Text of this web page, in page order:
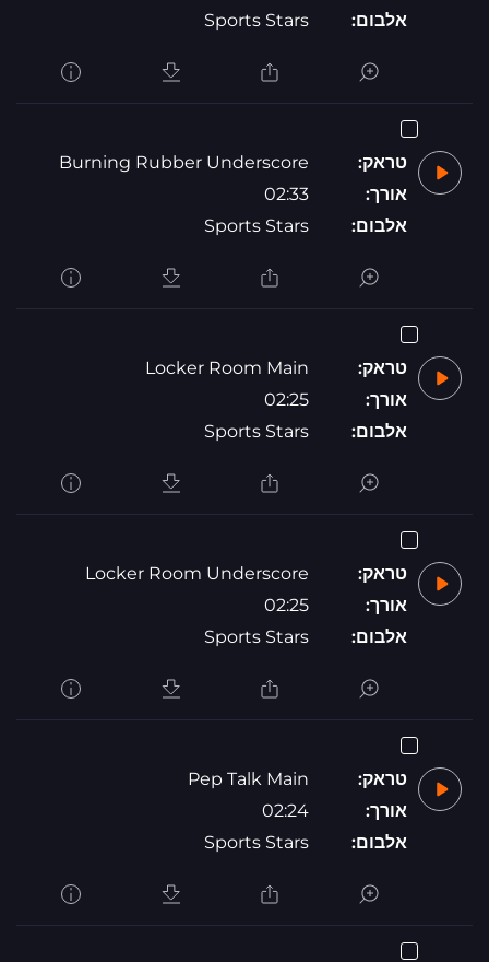
אלבום: Sports Stars
טראק:
Burning Rubber Underscore
אורך:
02:33
אלבום:
Sports Stars
טראק:
Locker Room Main
אורך:
02:25
אלבום:
Sports Stars
טראק:
Locker Room Underscore
אורך:
02:25
אלבום:
Sports Stars
טראק:
Pep Talk Main
אורך:
02:24
אלבום:
Sports Stars